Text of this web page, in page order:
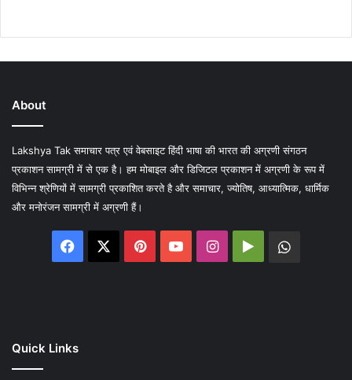
About
Lakshya Tak समाचार पत्र एवं वेबसाइट हिंदी भाषा की भारत की अग्रणी संगठन
प्रकाशन सामग्री में से एक है। हम मोबाइल और डिजिटल प्रकाशन में अग्रणी के रूप में
विभिन्न श्रेणियों में सामग्री प्रकाशित करते है और समाचार, ज्योतिष, आध्यात्मिक, धार्मिक
और मनोरंजन सामग्री में अग्रणी हैं।
Facebook PinterestYouTubeInstagram
Google
Quick Links